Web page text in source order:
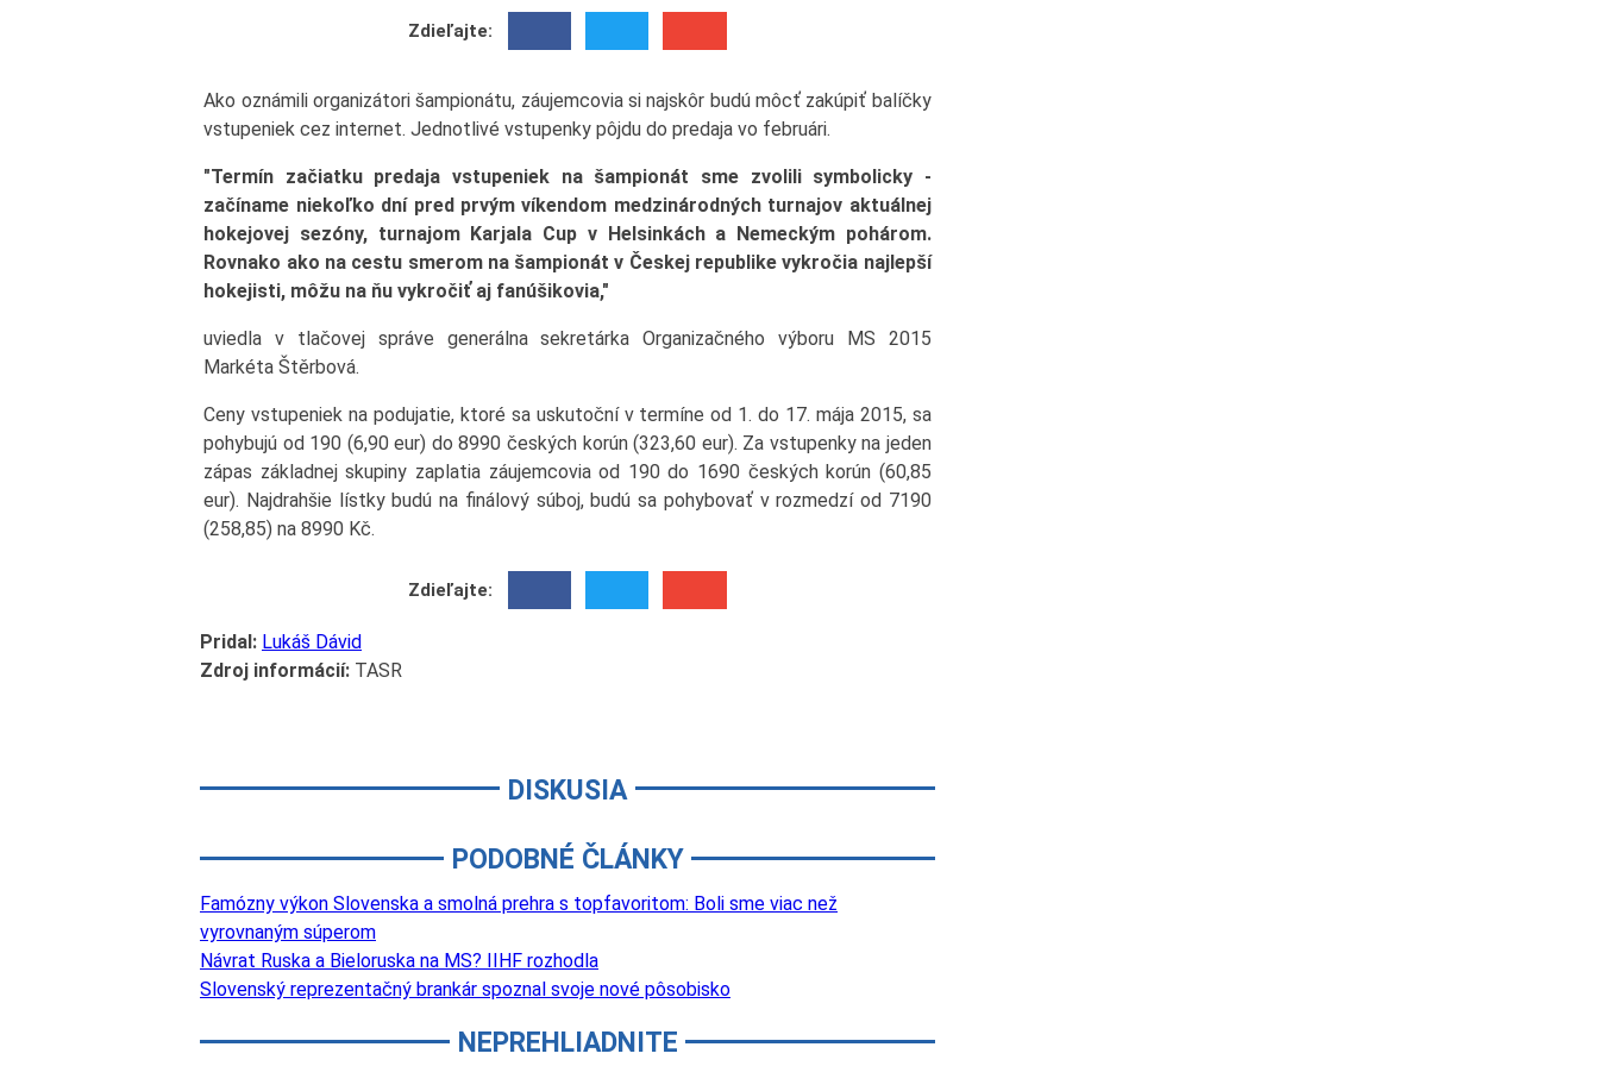
Zdieľajte:
Ako oznámili organizátori šampionátu, záujemcovia si najskôr budú môcť zakúpiť balíčky
vstupeniek cez internet. Jednotlivé vstupenky pôjdu do predaja vo februári.
"Termín začiatku predaja vstupeniek na šampionát sme zvolili symbolicky -
začíname niekoľko dní pred prvým víkendom medzinárodných turnajov aktuálnej
hokejovej sezóny, turnajom Karjala Cup v Helsinkách a Nemeckým pohárom.
Rovnako ako na cestu smerom na šampionát v Českej republike vykročia najlepší
hokejisti, môžu na ňu vykročiť aj fanúšikovia,"
uviedla v tlačovej správe generálna sekretárka Organizačného výboru MS 2015
Markéta Štěrbová.
Ceny vstupeniek na podujatie, ktoré sa uskutoční v termíne od 1. do 17. mája 2015, sa
pohybujú od 190 (6,90 eur) do 8990 českých korún (323,60 eur). Za vstupenky na jeden
zápas základnej skupiny zaplatia záujemcovia od 190 do 1690 českých korún (60,85
eur). Najdrahšie lístky budú na finálový súboj, budú sa pohybovať v rozmedzí od 7190
(258,85) na 8990 Kč.
Zdieľajte:
Pridal: Lukáš Dávid
Zdroj informácií: TASR
DISKUSIA
PODOBNÉ ČLÁNKY
Famózny výkon Slovenska a smolná prehra s topfavoritom: Boli sme viac než
vyrovnaným súperom
Návrat Ruska a Bieloruska na MS? IIHF rozhodla
Slovenský reprezentačný brankár spoznal svoje nové pôsobisko
NEPREHLIADNITE